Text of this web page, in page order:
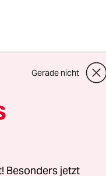
Gerade nicht
Besonders jetzt